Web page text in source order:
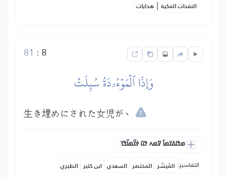
النفحات المكية | هدايات
8
:
81
وَإِذَا ٱلۡمَوۡءُۥدَةُ سُئِلَتۡ
生き埋めにされた女児が、
ߘߟߊߡߌߘߊ߫ ߜߘߍ ߟߎ߫ ߦߌ߬ߘߊ߬ߟߌ
التفاسير: المُيسَّر المختصر السعدي ابن كثير الطبري